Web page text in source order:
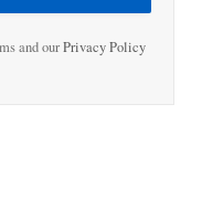
and ourPrivacy Policy